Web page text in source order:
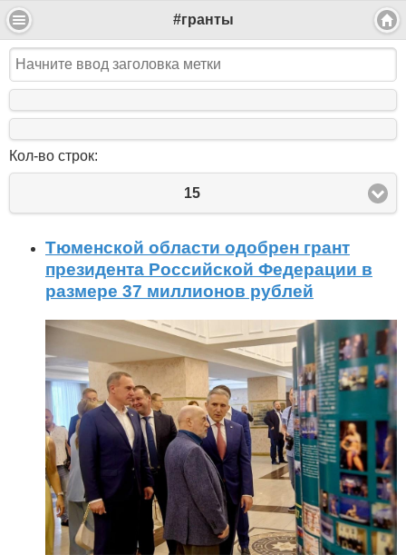
#гранты
Кол-во строк:
15
Тюменской области одобрен грант
президента Российской Федерации в
размере 37 миллионов рублей